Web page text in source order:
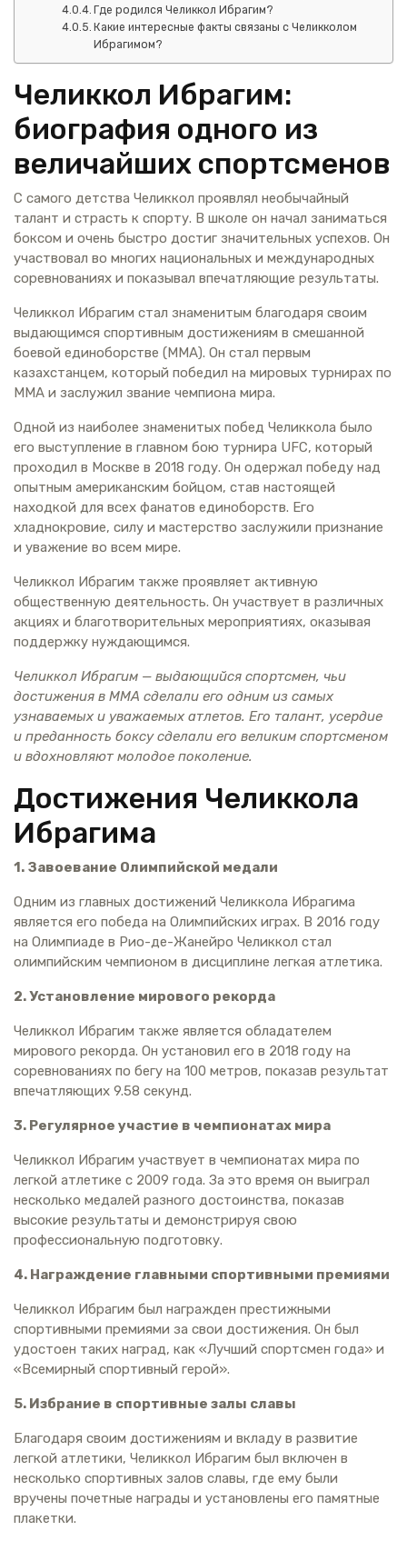
Где родился Челиккол Ибрагим?
Какие интересные факты связаны с Челикколом
Ибрагимом?
Челиккол Ибрагим:
биография одного из
величайших спортсменов
С самого детства Челиккол проявлял необычайный
талант и страсть к спорту. В школе он начал заниматься
боксом и очень быстро достиг значительных успехов. Он
участвовал во многих национальных и международных
соревнованиях и показывал впечатляющие результаты.
Челиккол Ибрагим стал знаменитым благодаря своим
выдающимся спортивным достижениям в смешанной
боевой единоборстве (MMA). Он стал первым
казахстанцем, который победил на мировых турнирах по
MMA и заслужил звание чемпиона мира.
Одной из наиболее знаменитых побед Челиккола было
его выступление в главном бою турнира UFC, который
проходил в Москве в 2018 году. Он одержал победу над
опытным американским бойцом, став настоящей
находкой для всех фанатов единоборств. Его
хладнокровие, силу и мастерство заслужили признание
и уважение во всем мире.
Челиккол Ибрагим также проявляет активную
общественную деятельность. Он участвует в различных
акциях и благотворительных мероприятиях, оказывая
поддержку нуждающимся.
Челиккол Ибрагим — выдающийся спортсмен, чьи
достижения в MMA сделали его одним из самых
узнаваемых и уважаемых атлетов. Его талант, усердие
и преданность боксу сделали его великим спортсменом
и вдохновляют молодое поколение.
Достижения Челиккола
Ибрагима
1. Завоевание Олимпийской медали
Одним из главных достижений Челиккола Ибрагима
является его победа на Олимпийских играх. В 2016 году
на Олимпиаде в Рио-де-Жанейро Челиккол стал
олимпийским чемпионом в дисциплине легкая атлетика.
2. Установление мирового рекорда
Челиккол Ибрагим также является обладателем
мирового рекорда. Он установил его в 2018 году на
соревнованиях по бегу на 100 метров, показав результат
впечатляющих 9.58 секунд.
3. Регулярное участие в чемпионатах мира
Челиккол Ибрагим участвует в чемпионатах мира по
легкой атлетике с 2009 года. За это время он выиграл
несколько медалей разного достоинства, показав
высокие результаты и демонстрируя свою
профессиональную подготовку.
4. Награждение главными спортивными премиями
Челиккол Ибрагим был награжден престижными
спортивными премиями за свои достижения. Он был
удостоен таких наград, как «Лучший спортсмен года» и
«Всемирный спортивный герой».
5. Избрание в спортивные залы славы
Благодаря своим достижениям и вкладу в развитие
легкой атлетики, Челиккол Ибрагим был включен в
несколько спортивных залов славы, где ему были
вручены почетные награды и установлены его памятные
плакетки.